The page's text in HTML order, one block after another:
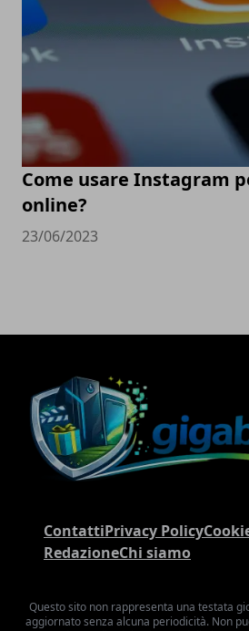
Come usare Instagram
online?
23/06/2023
ContattiPrivacy Policy
RedazioneChi siamo
Questo sito non rappresenta una testata
aggiornato senza alcuna periodicità. Non